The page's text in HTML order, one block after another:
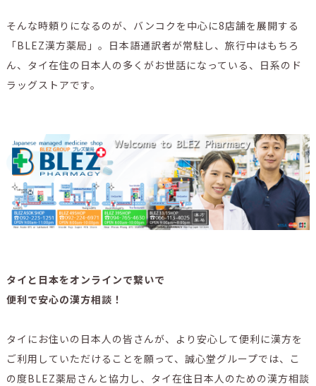
そんな時頼りになるのが、バンコクを中心に8店舗を展開する
「BLEZ漢方薬局」。 日本語通訳者が常駐し、旅行中はもちろ
ん、タイ在住の日本人の多くがお世話になっている、日系のド
ラッグストアです。
タイと日本をオンラインで繋いで
便利で安心の漢方相談！
タイにお住いの日本人の皆さんが、より安心して便利に漢方を
ご利用していただけることを願って、誠心堂グループでは、こ
の度BLEZ薬局さんと協力し、タイ在住日本人のための漢方相談